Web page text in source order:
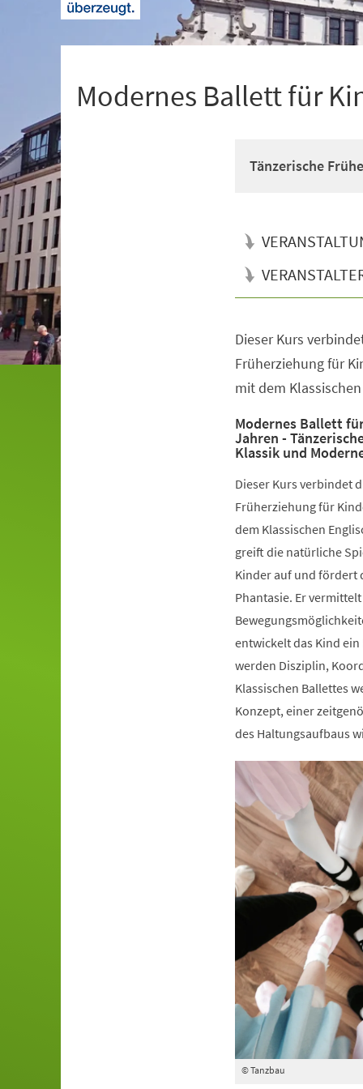
Modernes Ballett für
Tänzerische
Dieser Kurs
Früherziehung für
mit dem
Modernes Ballett
Jahren -
Klassik und
Dieser Kurs verbindet
Früherziehung für
dem Klassischen
greift die natürliche
Kinder auf und fördert
Phantasie. Er
entwickelt das Kind
werden Disziplin,
Klassischen Ballettes
Konzept, einer
des Haltungsaufbaus
© Tanzbau